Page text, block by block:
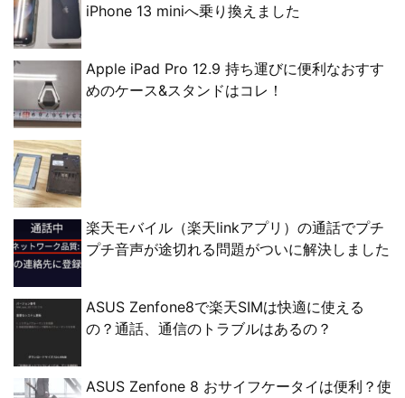
iPhone 13 miniへ乗り換えました
Apple iPad Pro 12.9 持ち運びに便利なおすす
めのケース&スタンドはコレ！
楽天モバイル（楽天linkアプリ）の通話でプチ
プチ音声が途切れる問題がついに解決しました
ASUS Zenfone8で楽天SIMは快適に使える
の？通話、通信のトラブルはあるの？
ASUS Zenfone 8 おサイフケータイは便利？使